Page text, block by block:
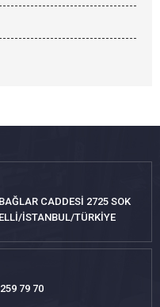
CADDESİ 2725 SOK
İSTANBUL/TÜRKİYE
79 70